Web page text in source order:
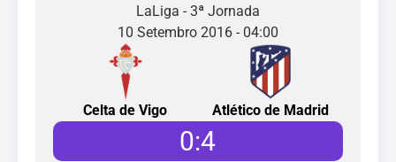
LaLiga - 3ª Jornada
10 Setembro 2016 - 04:00
Celta de Vigo Atlético de Madrid
0:4